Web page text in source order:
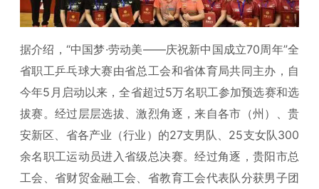
据介绍，“中国梦·劳动美——庆祝新中国成立70周年”全
省职工乒乓球大赛由省总工会和省体育局共同主办，自
今年5月启动以来，全省超过5万名职工参加预选赛和选
拔赛。经过层层选拔、激烈角逐，来自各市（州）、贵
安新区、省各产业（行业）的27支男队、25支女队300
余名职工运动员进入省级总决赛。经过角逐，贵阳市总
工会、省财贸金融工会、省教育工会代表队分获男子团